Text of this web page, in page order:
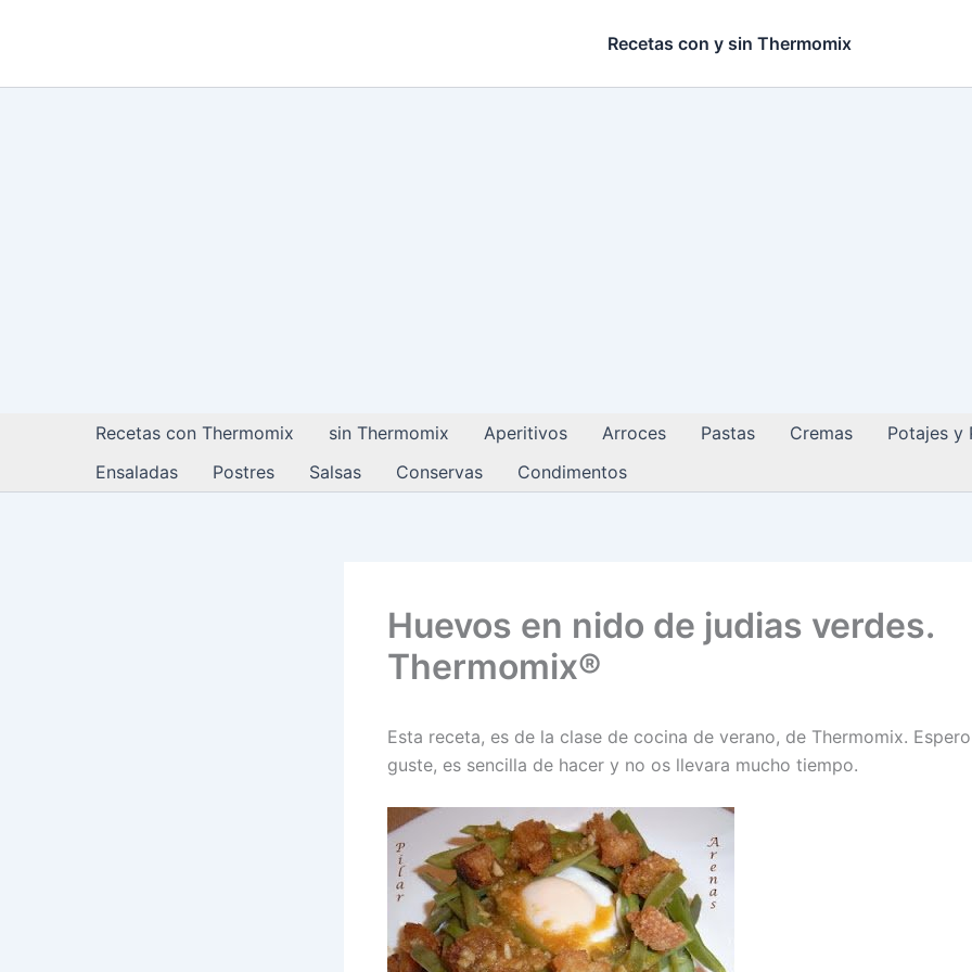
Recetas con y sin Thermomix
Recetas con Thermomix sin Thermomix Aperitivos Arroces Pastas Cremas Potajes y
Ensaladas
Postres Salsas Conservas Condimentos
Huevos en nido de judias verdes.
Thermomix®
Esta receta, es de la clase de cocina de verano, de Thermomix.
guste, es sencilla de hacer y no os llevara mucho tiempo.